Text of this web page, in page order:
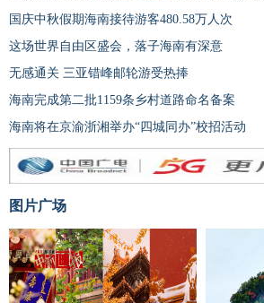
国庆中秋假期海南接待游客480.58万人次
这场世界自由区盛会，落子海南有深意
无感通关 三亚错峰邮轮游受热捧
海南完成第二批1159条乡村道路命名备案
海南将在京渝浙湘举办“四城同办”校招活动
图片广场